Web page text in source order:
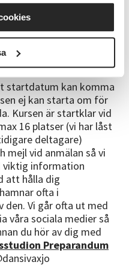
avbokning måste
för att inte bli
till
gäller alltså ett helt
startdatum kan komma
ej kan starta om för
Kursen är startklar vid
16 platser (vi har låst
deltagare)
mejl vid anmälan så vi
viktig information
att hålla dig
ofta i
den. Vi går ofta ut med
våra sociala medier så
du hör av dig med
Preparandum